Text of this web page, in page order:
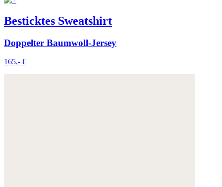
Besticktes Sweatshirt
Doppelter Baumwoll-Jersey
165,- €